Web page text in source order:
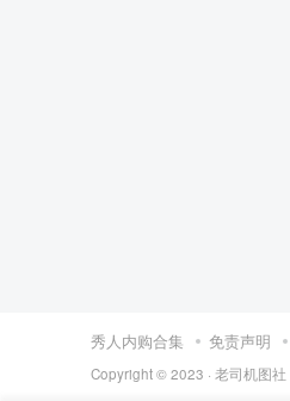
秀人内购合集 免责声明
Copyright © 2023 · 老司机图社